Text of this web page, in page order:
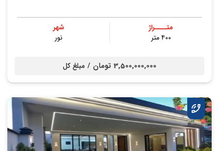
متــــراژ
۴۰۰ متر
شهر
نور
3,500,000,000 تومان / مبلغ کل